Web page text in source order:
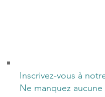
Inscrivez-vous à
Ne manquez